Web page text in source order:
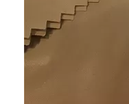
POLICY